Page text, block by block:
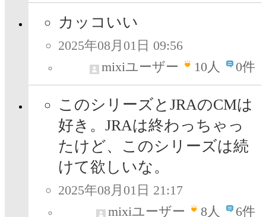
カッコいい
2025年08月01日 09:56
mixiユーザー
10人 0件
このシリーズとJRAのCMは
好き。JRAは終わっちゃっ
たけど、このシリーズは続
けて欲しいな。
2025年08月01日 21:17
mixiユーザー
8人 6件